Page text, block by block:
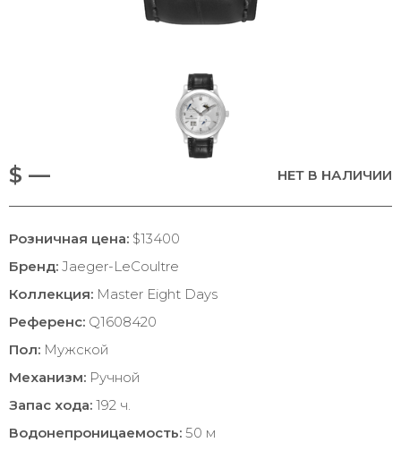
$ — НЕТ В НАЛИЧИИ
Розничная цена: $13400
Бренд: Jaeger-LeCoultre
Коллекция: Master Eight Days
Референс: Q1608420
Пол: Мужской
Механизм: Ручной
Запас хода: 192 ч.
Водонепроницаемость: 50 м